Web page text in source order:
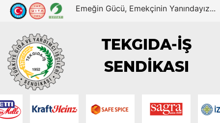
Emeğin Gücü, Emekçinin Yanındayız...
TEKGIDA-İŞ
SENDİKASI